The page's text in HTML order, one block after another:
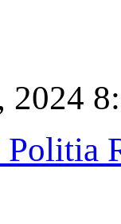
2024